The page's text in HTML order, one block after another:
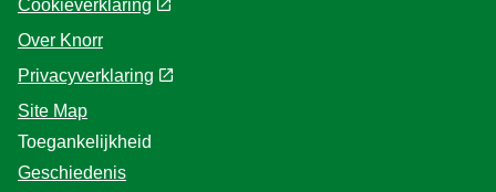
Cookieverklaring
Over Knorr
Privacyverklaring
Site Map
Toegankelijkheid
Geschiedenis